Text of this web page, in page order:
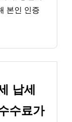
본인 인증
납세
수료가